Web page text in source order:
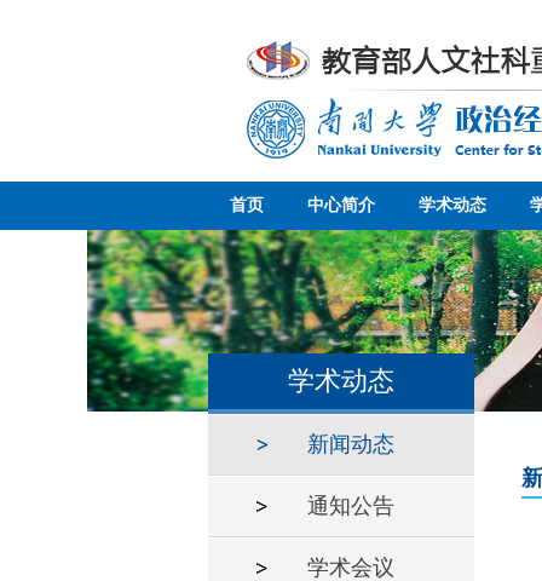
首页 中心简介 学术动态
学术动态
新闻动态
通知公告
学术会议